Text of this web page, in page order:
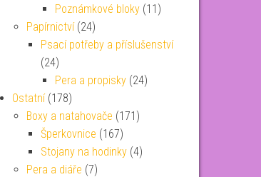
Poznámkové bloky (11)
Papírnictví (24)
Psací potřeby a příslušenství
(24)
Pera a propisky (24)
Ostatní (178)
Boxy a natahovače (171)
Šperkovnice (167)
Stojany na hodinky (4)
Pera a diáře (7)